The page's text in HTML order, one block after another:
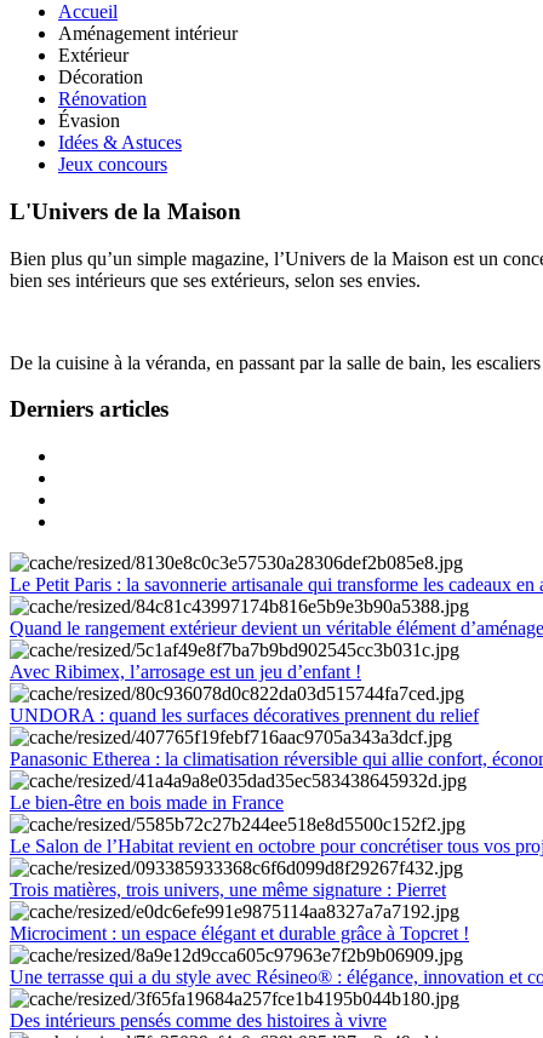
Accueil
Aménagement intérieur
Extérieur
Décoration
Rénovation
Évasion
Idées & Astuces
Jeux concours
L'Univers de la Maison
Bien plus qu’un simple magazine, l’Univers de la Maison est un
bien ses intérieurs que ses extérieurs, selon ses envies.
De la cuisine à la véranda, en passant par la salle de bain, les
Derniers articles
Le Petit Paris : la savonnerie artisanale qui transforme les cadeaux en
Quand le rangement extérieur devient un véritable élément
Avec Ribimex, l’arrosage est un jeu d’enfant !
UNDORA : quand les surfaces décoratives prennent du relief
Panasonic Etherea : la climatisation réversible qui allie confort,
Le bien-être en bois made in France
Le Salon de l’Habitat revient en octobre pour concrétiser tous vos
Trois matières, trois univers, une même signature : Pierret
Microciment : un espace élégant et durable grâce à Topcret !
Une terrasse qui a du style avec Résineo® : élégance, innovation et
Des intérieurs pensés comme des histoires à vivre